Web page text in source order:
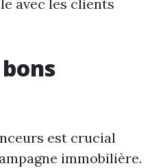
avec les clients
est crucial
immobilière.